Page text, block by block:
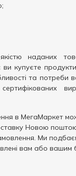
наданих
купуєте
та потреби
в МегаМаркет
Новою
Ми
вам або вашим